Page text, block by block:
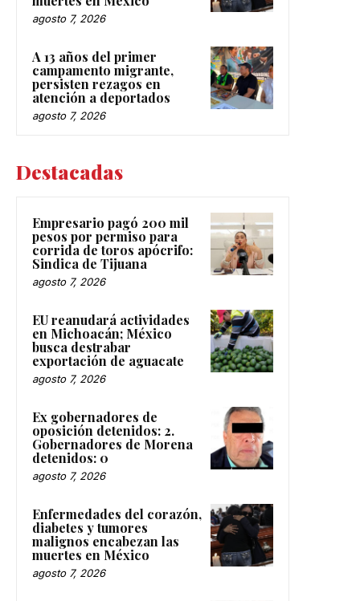
agosto 7, 2026
A 13 años del primer
campamento migrante,
persisten rezagos en
atención a deportados
agosto 7, 2026
Destacadas
Empresario pagó 200 mil
pesos por permiso para
corrida de toros apócrifo:
Sindica de Tijuana
agosto 7, 2026
EU reanudará actividades
en Michoacán; México
busca destrabar
exportación de aguacate
agosto 7, 2026
Ex gobernadores de
oposición detenidos: 2.
Gobernadores de Morena
detenidos: 0
agosto 7, 2026
Enfermedades del corazón,
diabetes y tumores
malignos encabezan las
muertes en México
agosto 7, 2026